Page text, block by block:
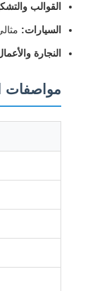
القوالب
السيارات:
النجارة
مواصفات